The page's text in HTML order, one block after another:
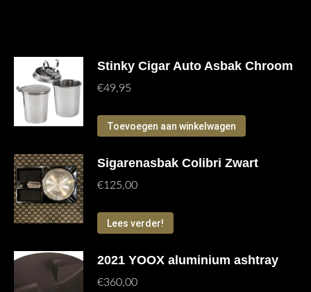
Stinky Cigar Auto Asbak Chroom
€49,95
Toevoegen aan winkelwagen
Sigarenasbak Colibri Zwart
€125,00
Lees verder!
2021 YOOX aluminium ashtray
€360,00